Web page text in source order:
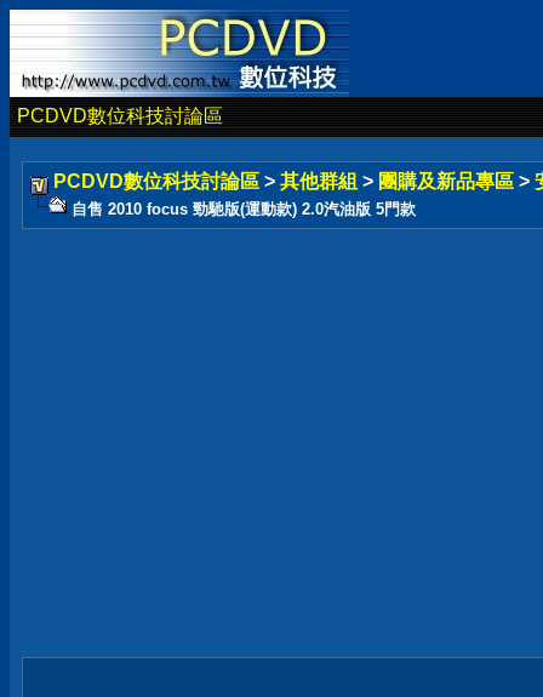
PCDVD數位科技討論區
PCDVD數位科技討論區 > 其他群組 > 團購及新品專區 >
自售 2010 focus 勁馳版(運動款) 2.0汽油版 5門款